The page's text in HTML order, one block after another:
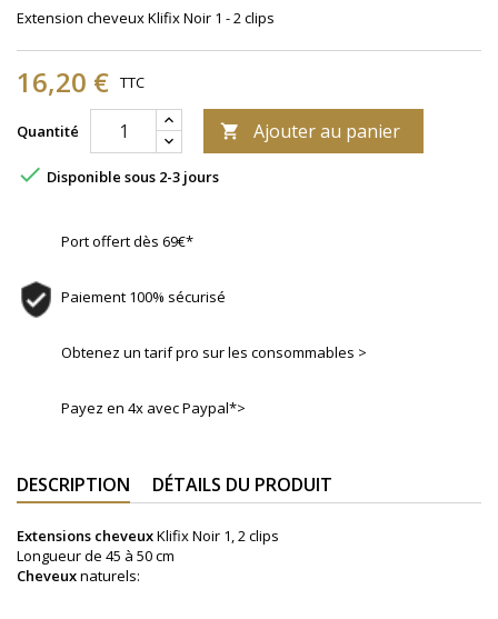
Extension cheveux Klifix Noir 1 - 2 clips
16,20 € TTC
Quantité  Ajouter au panier
 Disponible sous 2-3 jours
Port offert dès 69€*
Paiement 100% sécurisé
Obtenez un tarif pro sur les consommables >
Payez en 4x avec Paypal*>
DESCRIPTION DÉTAILS DU PRODUIT
Extensions cheveuxKlifix Noir 1, 2 clips
Longueur de 45 à 50 cm
Cheveuxnaturels: